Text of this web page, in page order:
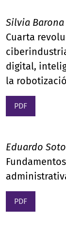
Silvia
Cuarta
digital,
la
PDF
Eduardo
PDF